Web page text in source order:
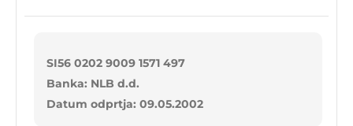
SI56 0202 9009 1571 497
Banka: NLB d.d.
Datum odprtja: 09.05.2002